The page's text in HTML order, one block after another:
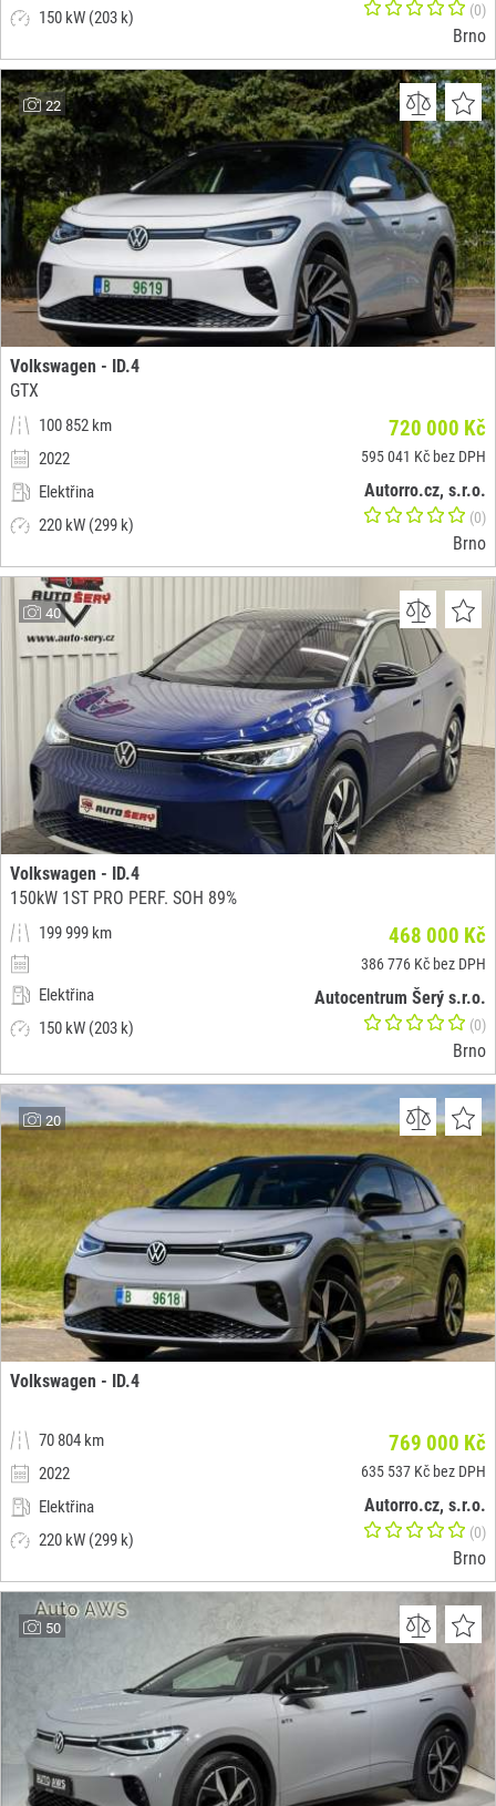
150 kW (203 k)
(0)
Brno
22
Volkswagen - ID.4
GTX
100 852 km
2022
Elektřina
220 kW (299 k)
720 000 Kč
595 041 Kč bez DPH
Autorro.cz, s.r.o.
(0)
Brno
40
Volkswagen - ID.4
150kW 1ST PRO PERF. SOH 89%
199 999 km
Elektřina
150 kW (203 k)
468 000 Kč
386 776 Kč bez DPH
Autocentrum Šerý s.r.o.
(0)
Brno
20
Volkswagen - ID.4
70 804 km
2022
Elektřina
220 kW (299 k)
769 000 Kč
635 537 Kč bez DPH
Autorro.cz, s.r.o.
(0)
Brno
50